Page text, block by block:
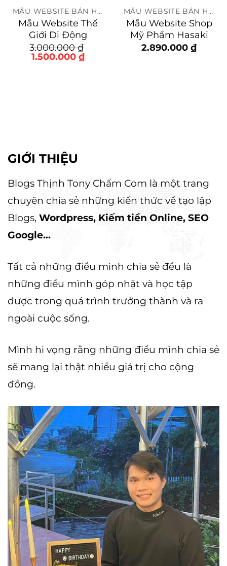
MẪU WEBSITE BÁN HÀNG
Mẫu Website Thế
Giới Di Động
3.000.000₫
Giá
1.500.000 ₫Giá
MẪU WEBSITE BÁN HÀNG
Mẫu Website Shop
Mỹ Phẩm Hasaki
2.890.000 ₫
GIỚI THIỆU
Blogs Thịnh Tony Chấm Com là một trang
chuyên chia sẻ những kiến thức về tạo lập
Blogs, Wordpress, Kiếm tiền Online, SEO
Google...
Tất cả những điều mình chia sẻ đều là
những điều mình góp nhặt và học tập
được trong quá trình trưởng thành và ra
ngoài cuộc sống.
Mình hi vọng rằng những điều mình chia sẻ
sẽ mang lại thật nhiều giá trị cho cộng
đồng.